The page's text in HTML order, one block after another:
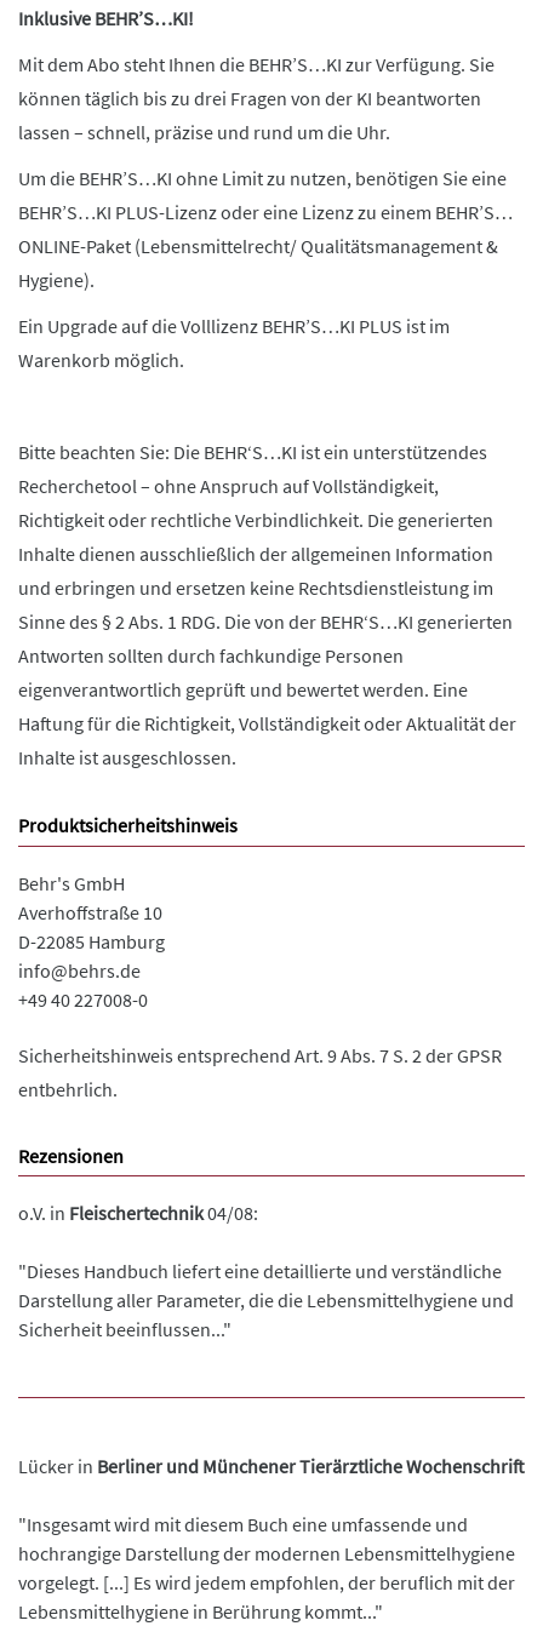
Inklusive BEHR’S…KI!
Mit dem Abo steht Ihnen die BEHR’S…KI zur Verfügung. Sie
können täglich bis zu drei Fragen von der KI beantworten
lassen – schnell, präzise und rund um die Uhr.
Um die BEHR’S…KI ohne Limit zu nutzen, benötigen Sie eine
BEHR’S…KI PLUS-Lizenz oder eine Lizenz zu einem BEHR’S…
ONLINE-Paket (Lebensmittelrecht/ Qualitätsmanagement &
Hygiene).
Ein Upgrade auf die Volllizenz BEHR’S…KI PLUS ist im
Warenkorb möglich.
Bitte beachten Sie: Die BEHR‘S…KI ist ein unterstützendes
Recherchetool – ohne Anspruch auf Vollständigkeit,
Richtigkeit oder rechtliche Verbindlichkeit. Die generierten
Inhalte dienen ausschließlich der allgemeinen Information
und erbringen und ersetzen keine Rechtsdienstleistung im
Sinne des § 2 Abs. 1 RDG. Die von der BEHR‘S…KI generierten
Antworten sollten durch fachkundige Personen
eigenverantwortlich geprüft und bewertet werden. Eine
Haftung für die Richtigkeit, Vollständigkeit oder Aktualität der
Inhalte ist ausgeschlossen.
Produktsicherheitshinweis
Behr's GmbH
Averhoffstraße 10
D-22085 Hamburg
info@behrs.de
+49 40 227008-0
Sicherheitshinweis entsprechend Art. 9 Abs. 7 S. 2 der GPSR
entbehrlich.
Rezensionen
o.V. in Fleischertechnik04/08:
"Dieses Handbuch liefert eine detaillierte und verständliche
Darstellung aller Parameter, die die Lebensmittelhygiene und
Sicherheit beeinflussen..."
Lücker in Berliner und Münchener Tierärztliche Wochenschrift
"Insgesamt wird mit diesem Buch eine umfassende und
hochrangige Darstellung der modernen Lebensmittelhygiene
vorgelegt. [...] Es wird jedem empfohlen, der beruflich mit der
Lebensmittelhygiene in Berührung kommt..."